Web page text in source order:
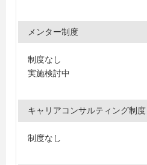
メンター制度
制度なし
実施検討中
キャリアコンサルティング制度
制度なし